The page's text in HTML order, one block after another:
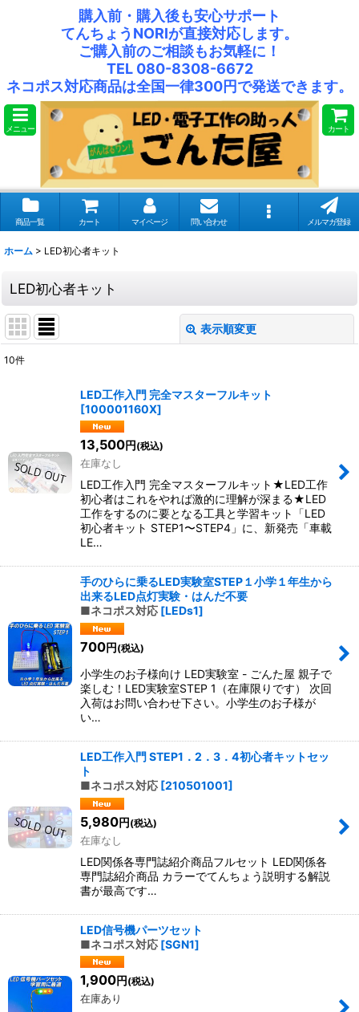
購入前・購入後も安心サポート
てんちょうNORIが直接対応します。
ご購入前のご相談もお気軽に！
TEL 080-8308-6672
ネコポス対応商品は全国一律300円で発送できます。
メニュー カート
商品一覧 カート マイページ 問い合わせ メルマガ登録
ホーム > LED初心者キット
LED初心者キット
表示順変更
10件
LED工作入門 完全マスターフルキット
[100001160X]
13,500円 (税込)
在庫なし
LED工作入門 完全マスターフルキット★LED工作
初心者はこれをやれば激的に理解が深まる★LED
工作をするのに要となる工具と学習キット「LED
初心者キット STEP1〜STEP4」に、新発売「車載
LE…
手のひらに乗るLED実験室STEP１小学１年生から
出来るLED点灯実験・はんだ不要
■ネコポス対応 [LEDs1]
700円 (税込)
小学生のお子様向け LED実験室 - ごんた屋 親子で
楽しむ！LED実験室STEP 1（在庫限りです） 次回
入荷はお問い合わせ下さい。小学生のお子様が
い…
LED工作入門 STEP1．2．3．4初心者キットセッ
ト
■ネコポス対応 [210501001]
5,980円(税込)
在庫なし
LED関係各専門誌紹介商品フルセット LED関係各
専門誌紹介商品 カラーでてんちょう説明する解説
書が最高です…
LED信号機パーツセット
■ネコポス対応 [SGN1]
1,900円 (税込)
在庫あり